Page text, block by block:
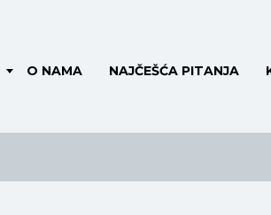
O NAMA NAJČEŠĆA PITANJA